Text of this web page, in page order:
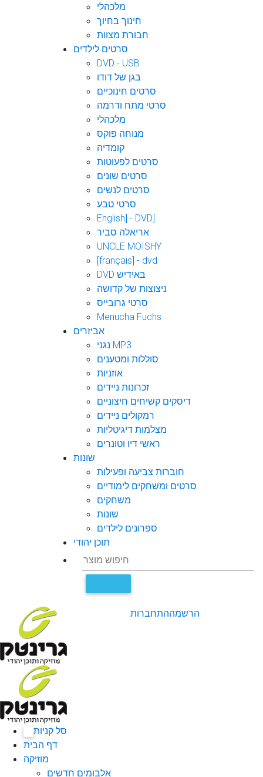
מלכהלי
חינוך בחיוך
חבורת מצוות
סרטים לילדים
DVD - USB
בגן של דודו
סרטים חינוכיים
סרטי מתח ודרמה
מלכהלי
מנוחה פוקס
קומדיה
סרטים לפעוטות
סרטים שונים
סרטים לנשים
סרטי טבע
English] - DVD]
אריאלה סביר
UNCLE MOISHY
[français] - dvd
DVD באידיש
ניצוצות של קדושה
סרטי גרובייס
Menucha Fuchs
אביזרים
נגני MP3
סוללות ומטענים
אוזניות
זכרונות ניידים
דיסקים קשיחים חיצוניים
רמקולים ניידים
מצלמות דיגיטליות
ראשי דיו וטונרים
שונות
חוברות צביעה ופעילות
סרטים ומשחקים לימודיים
משחקים
שונות
ספרונים לילדים
תוכן יהודי
התחברותהרשמה
סל קניות
דף הבית
מוזיקה
אלבומים חדשים